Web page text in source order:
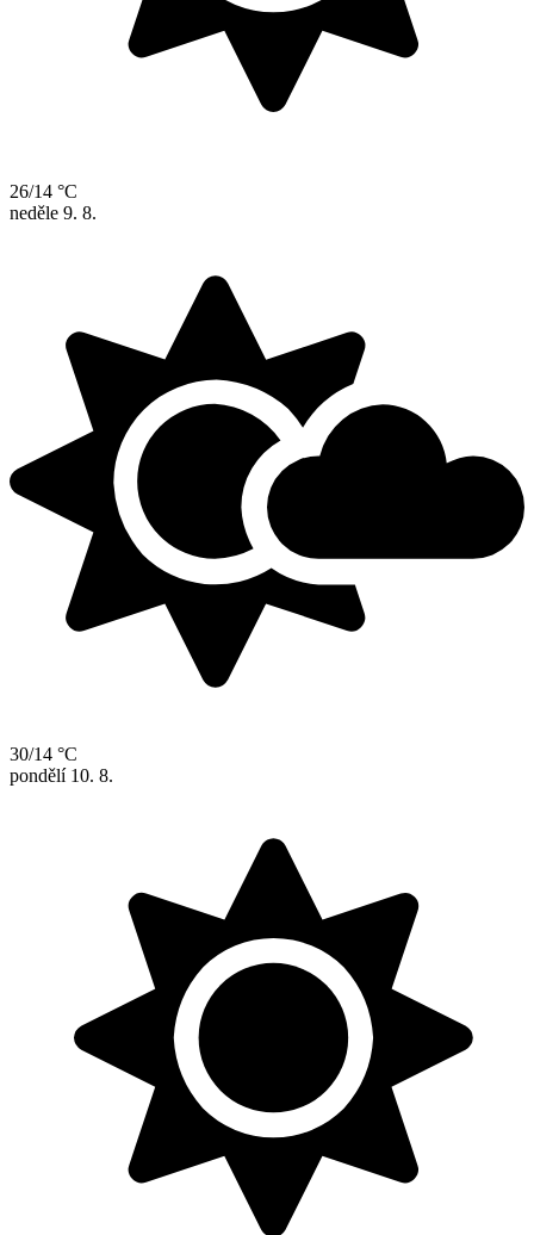
26/14 °C
neděle 9. 8.
30/14 °C
pondělí 10. 8.